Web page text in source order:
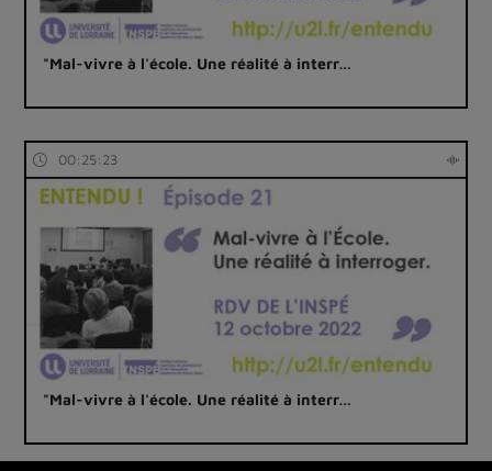
"Mal-vivre à l'école. Une réalité à interr…
00:25:23
"Mal-vivre à l'école. Une réalité à interr…